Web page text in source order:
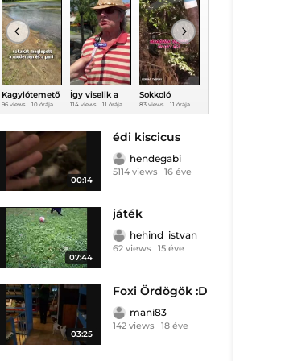
Kagylótemető
és vörös
partok a
96 views 10 órája
Így viselik a
budapestiek a
füllesztő
114 views 11 órája
Sokkoló
részletek
derültek ki a
erőszaktevőről
!
83 views 11 órája
veszi az
00:14
édi kiscicus
hendegabi
5114 views 16 éve
07:44
játék
hehind_istvan
62 views 15 éve
03:25
Foxi Ördögök :D
mani83
142 views 18 éve